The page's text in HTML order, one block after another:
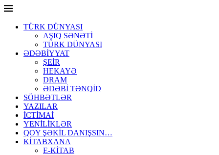
TÜRK DÜNYASI
AŞIQ SƏNƏTİ
TÜRK DÜNYASI
ƏDƏBİYYAT
ŞEİR
HEKAYƏ
DRAM
ƏDƏBİ TƏNQİD
SÖHBƏTLƏR
YAZILAR
İCTİMAİ
YENİLİKLƏR
QOY ŞƏKİL DANIŞSIN…
KİTABXANA
E-KİTAB